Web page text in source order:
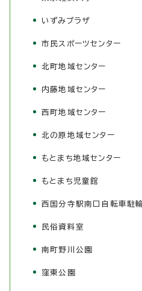
いずみプラザ
市民スポーツセンター
北町地域センター
内藤地域センター
西町地域センター
北の原地域センター
もとまち地域センター
もとまち児童館
西国分寺駅南口自転車駐
民俗資料室
南町野川公園
窪東公園